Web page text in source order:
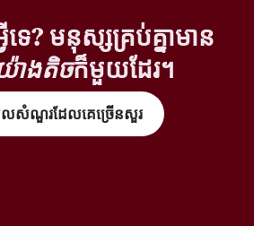
េ? មនុស្សគ្រប់គ្នាមាន
ាងតិចក៏មួយដែរ។
សំណួរដែលគេច្រើនសួរ